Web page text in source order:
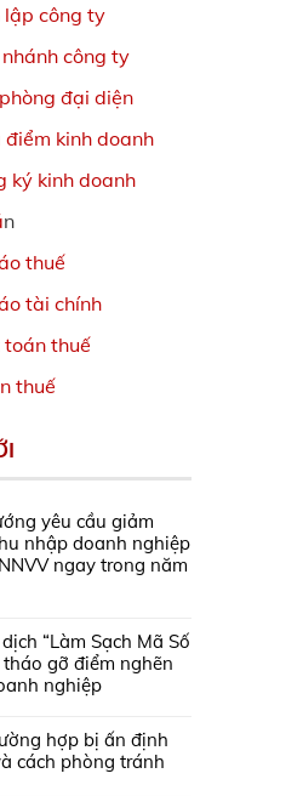
lập công ty
công ty
đại diện
kinh doanh
ký kinh doanh
n
thuế
tài chính
toán thuế
thuế
yêu cầu giảm
nhập doanh nghiệp
ngay trong năm
“Làm Sạch Mã Số
tháo gỡ điểm nghẽn
nghiệp
hợp bị ấn định
cách phòng tránh